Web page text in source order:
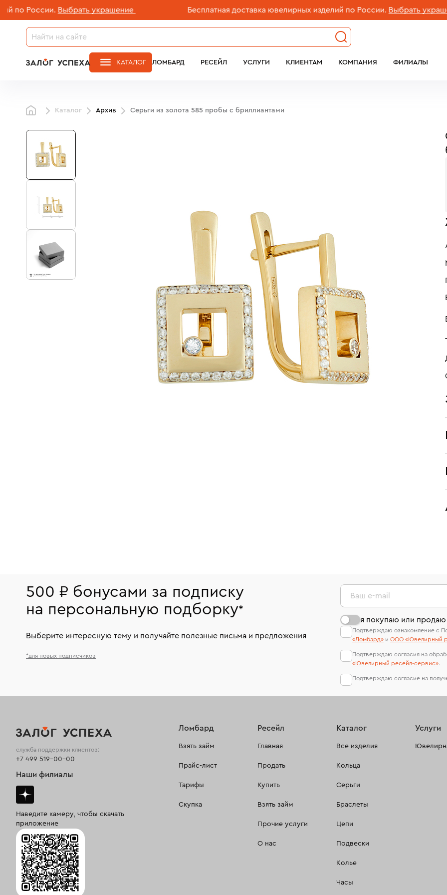
России. Выбрать украшение Бесплатная доставка ювелирных изделий по России. Выбрать украшение
ЛОМБАРД РЕСЕЙЛ УСЛУГИ КЛИЕНТАМ КОМПАНИЯ ФИЛИАЛЫ
КАТАЛОГ
Каталог Архив Серьги из золота 585 пробы c бриллиантами
500 ₽ бонусами за подписку
на персональную подборку*
Выберите интересную тему и получайте полезные письма и предложения
*для новых подписчиков
Ваш e-mail
я покупаю или
Подтверждаю ознакомление с
«Ломбард» и ООО «Ювелирный
Подтверждаю согласия на
«Ювелирный ресейл-сервиc».
Подтверждаю согласие на
Ломбард
Взять займ
Прайс-лист
Тарифы
Скупка
Ресейл
Главная
Продать
Купить
Взять займ
Прочие услуги
О нас
Каталог
Все изделия
Кольца
Серьги
Браслеты
Цепи
Подвески
Колье
Часы
Услуги
служба поддержки клиентов:
+7 499 519-00-00
Наши филиалы
Наведите камеру, чтобы скачать
приложение